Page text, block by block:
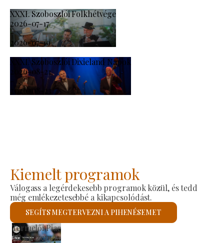
XXXI. Szoboszlói Folkhétvége
2026-07-17
-
2026-07-19
XXXI. Szoboszlói Dixieland Napok
2026-08-21
-
2026-08-23
Kiemelt programok
Válogass a legérdekesebb programok közül, és tedd
még emlékezetesebbé a kikapcsolódást.
SEGÍTS MEGTERVEZNI A PIHENÉSEMET
Szent László Római Katolikus Templom
Megnézem